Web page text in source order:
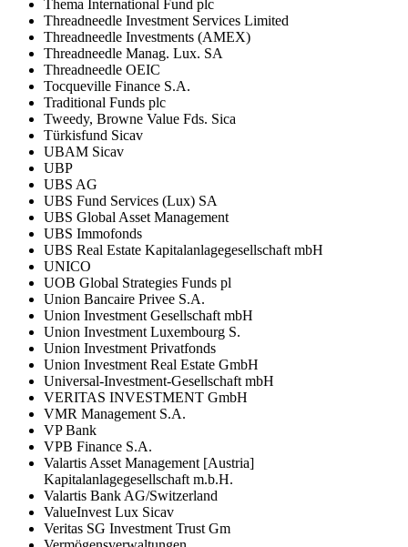
Thema International Fund plc
Threadneedle Investment Services Limited
Threadneedle Investments (AMEX)
Threadneedle Manag. Lux. SA
Threadneedle OEIC
Tocqueville Finance S.A.
Traditional Funds plc
Tweedy, Browne Value Fds. Sica
Türkisfund Sicav
UBAM Sicav
UBP
UBS AG
UBS Fund Services (Lux) SA
UBS Global Asset Management
UBS Immofonds
UBS Real Estate Kapitalanlagegesellschaft mbH
UNICO
UOB Global Strategies Funds pl
Union Bancaire Privee S.A.
Union Investment Gesellschaft mbH
Union Investment Luxembourg S.
Union Investment Privatfonds
Union Investment Real Estate GmbH
Universal-Investment-Gesellschaft mbH
VERITAS INVESTMENT GmbH
VMR Management S.A.
VP Bank
VPB Finance S.A.
Valartis Asset Management [Austria]
Kapitalanlagegesellschaft m.b.H.
Valartis Bank AG/Switzerland
ValueInvest Lux Sicav
Veritas SG Investment Trust Gm